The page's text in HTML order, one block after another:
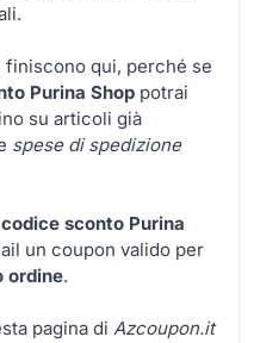
qui, perché se
Purina Shop potrai
su articoli già
spese di spedizione
codice sconto Purina
un coupon valido per
ordine.
pagina di Azcoupon.it